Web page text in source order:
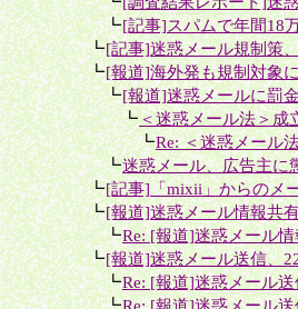
＋＋┗[記事]スパムで年間18
＋┗[記事]迷惑メール規制策
＋┗[報道]海外発も規制対象
＋＋┗[報道]迷惑メールに罰
＋＋＋┗＜迷惑メール法＞
＋＋＋＋┗Re: ＜迷惑メール
＋＋┗迷惑メール、広告主
＋┗[記事]「mixii」からのメ
＋┗[報道]迷惑メール情報共
＋＋┗Re: [報道]迷惑メール
＋┗[報道]迷惑メール送信、
＋＋┗Re: [報道]迷惑メール